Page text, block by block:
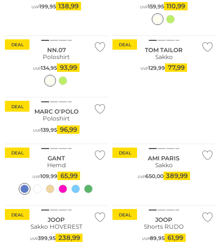
UVP199,95 138,99 UVP159,95 110,99
DEAL
NN.07
Poloshirt
UVP134,95 93,99
DEAL
TOM TAILOR
Sakko
UVP129,99 77,99
DEAL
MARC O'POLO
Poloshirt
UVP139,95 96,99
DEAL
GANT
Hemd
UVP109,99 65,99
DEAL
AMI PARIS
Sakko
UVP650,00 389,99
DEAL
JOOP
Sakko HOVEREST
UVP399,95 238,99
DEAL
JOOP
Shorts RUDO
UVP89,95 61,99